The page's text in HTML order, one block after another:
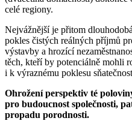
celé regiony.
Nejvážnější je přitom
pokles čistých reálných příjmů
výstavby a hrozící
těch, kteří by potenciálně mohli
i k výraznému poklesu
Ohrožení perspektiv té
pro budoucnost společnosti,
propadu porodnosti.